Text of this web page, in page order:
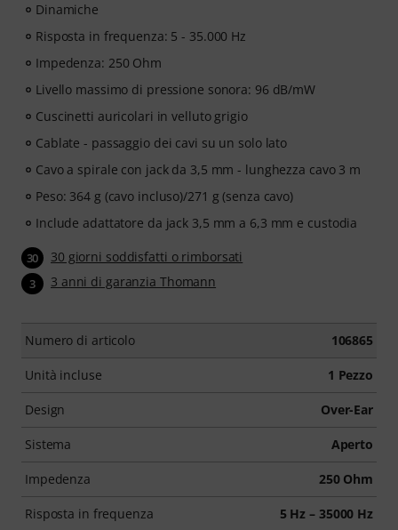
Dinamiche
Risposta in frequenza: 5 - 35.000 Hz
Impedenza: 250 Ohm
Livello massimo di pressione sonora: 96 dB/mW
Cuscinetti auricolari in velluto grigio
Cablate - passaggio dei cavi su un solo lato
Cavo a spirale con jack da 3,5 mm - lunghezza cavo 3 m
Peso: 364 g (cavo incluso)/271 g (senza cavo)
Include adattatore da jack 3,5 mm a 6,3 mm e custodia
30 30 giorni soddisfatti o rimborsati
3 3 anni di garanzia Thomann
Numero di articolo 106865
Unità incluse 1 Pezzo
Design Over-Ear
Sistema Aperto
Impedenza 250 Ohm
Risposta in frequenza 5 Hz – 35000 Hz